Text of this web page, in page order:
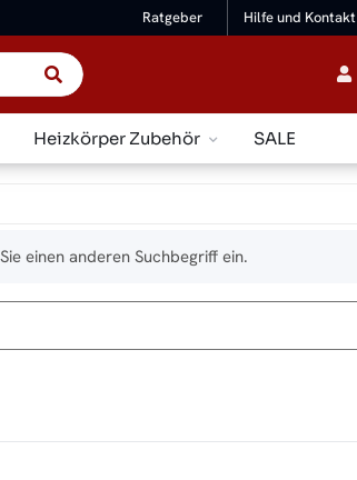
Ratgeber Hilfe und Kontakt
Heizkörper Zubehör SALE
einen anderen Suchbegriff ein.